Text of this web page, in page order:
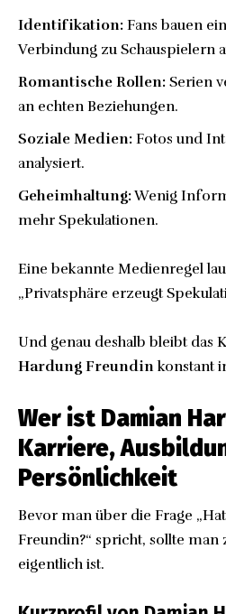
Identifikation: Fans bauen
Verbindung zu Schauspielern
Romantische Rollen: Serien
an echten Beziehungen.
Soziale Medien: Fotos und
analysiert.
Geheimhaltung:Wenig
mehr Spekulationen.
Eine bekannte Medienregel
„Privatsphäre erzeugt
Und genau deshalb bleibt das
Hardung Freundinkonstant
Wer ist Damian
Karriere,
Persönlichkeit
Bevor man über die Frage
Freundin?“ spricht, sollte
eigentlich ist.